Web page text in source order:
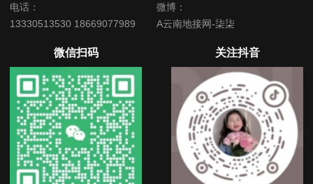
电话：
13330513530 18669077989
微博：
A云南地接网-柒柒
微信扫码 关注抖音